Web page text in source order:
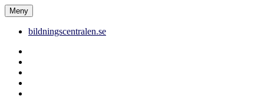
Hoppa
till
innehåll
bildningscentralen.se
Meny
bildningscentralen.se